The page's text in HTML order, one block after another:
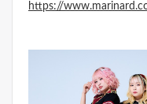
https://